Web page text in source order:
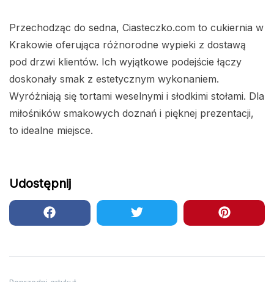
Przechodząc do sedna, Ciasteczko.com to cukiernia w
Krakowie oferująca różnorodne wypieki z dostawą
pod drzwi klientów. Ich wyjątkowe podejście łączy
doskonały smak z estetycznym wykonaniem.
Wyróżniają się tortami weselnymi i słodkimi stołami. Dla
miłośników smakowych doznań i pięknej prezentacji,
to idealne miejsce.
Udostępnij